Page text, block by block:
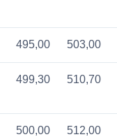
495,00 503,00
499,30 510,70
500,00 512,00